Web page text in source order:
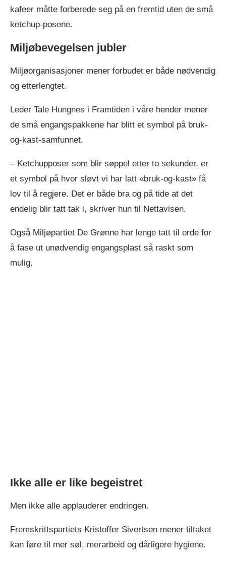
kafeer måtte forberede seg på en fremtid uten de små
ketchup-posene.
Miljøbevegelsen jubler
Miljøorganisasjoner mener forbudet er både nødvendig
og etterlengtet.
Leder Tale Hungnes i Framtiden i våre hender mener
de små engangspakkene har blitt et symbol på bruk-
og-kast-samfunnet.
– Ketchupposer som blir søppel etter to sekunder, er
et symbol på hvor sløvt vi har latt «bruk-og-kast» få
lov til å regjere. Det er både bra og på tide at det
endelig blir tatt tak i, skriver hun til Nettavisen.
Også Miljøpartiet De Grønne har lenge tatt til orde for
å fase ut unødvendig engangsplast så raskt som
mulig.
Ikke alle er like begeistret
Men ikke alle applauderer endringen.
Fremskrittspartiets Kristoffer Sivertsen mener tiltaket
kan føre til mer søl, merarbeid og dårligere hygiene.